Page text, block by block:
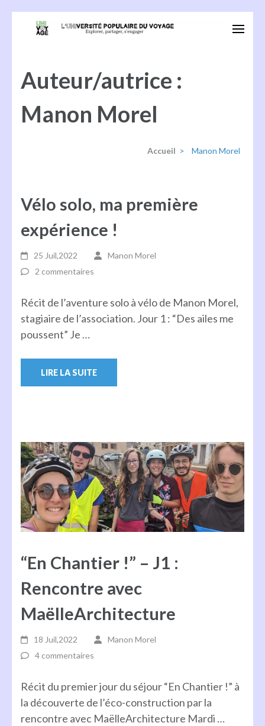
Entrée)
Auteur/autrice :
Manon Morel
Accueil > Manon Morel
Vélo solo, ma première
expérience !
25 Juil,2022
Manon Morel
2 commentaires
Récit de l’aventure solo à vélo de Manon Morel,
stagiaire de l’association. Jour 1 : “Des ailes me
poussent” Je …
LIRE LA SUITE
“En Chantier !” – J1 :
Rencontre avec
MaëlleArchitecture
18 Juil,2022
Manon Morel
4 commentaires
Récit du premier jour du séjour “En Chantier !” à
la découverte de l’éco-construction par la
rencontre avec MaëlleArchitecture Mardi …